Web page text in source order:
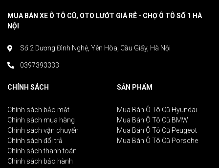
MUA BÁN XE Ô TÔ CŨ, OTO LƯỚT GIÁ RẺ - CHỢ Ô TÔ SỐ 1 HÀ
NỘI
Số 2 Dương Đình Nghệ, Yên Hòa, Cầu Giấy, Hà Nội
0397393333
CHÍNH SÁCH
Chính sách bảo mật
Chính sách mua hàng
Chính sách vận chuyển
Chính sách đổi trả
Chính sách thanh toán
Chính sách bảo hành
SẢN PHẨM
Mua Bán Ô Tô Cũ Hyundai
Mua Bán Ô Tô Cũ BMW
Mua Bán Ô Tô Cũ Peugeot
Mua Bán Ô Tô Cũ Porsche